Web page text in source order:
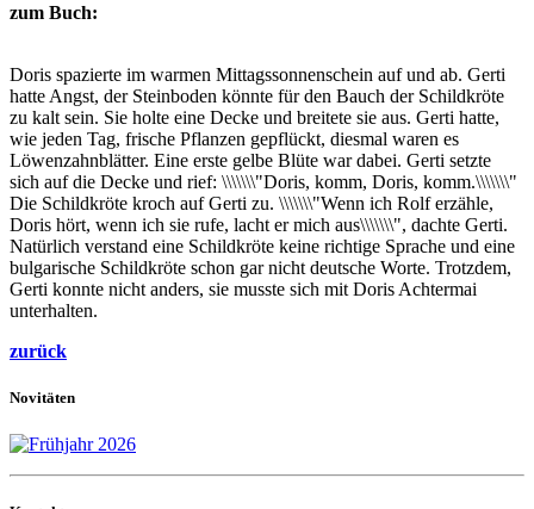
zum Buch:
Doris spazierte im warmen Mittagssonnenschein auf und ab. Gerti
hatte Angst, der Steinboden könnte für den Bauch der Schildkröte
zu kalt sein. Sie holte eine Decke und breitete sie aus. Gerti hatte,
wie jeden Tag, frische Pflanzen gepflückt, diesmal waren es
Löwenzahnblätter. Eine erste gelbe Blüte war dabei. Gerti setzte
sich auf die Decke und rief: \\\\\\\"Doris, komm, Doris, komm.\\\\\\\"
Die Schildkröte kroch auf Gerti zu. \\\\\\\"Wenn ich Rolf erzähle,
Doris hört, wenn ich sie rufe, lacht er mich aus\\\\\\\", dachte Gerti.
Natürlich verstand eine Schildkröte keine richtige Sprache und eine
bulgarische Schildkröte schon gar nicht deutsche Worte. Trotzdem,
Gerti konnte nicht anders, sie musste sich mit Doris Achtermai
unterhalten.
zurück
Novitäten